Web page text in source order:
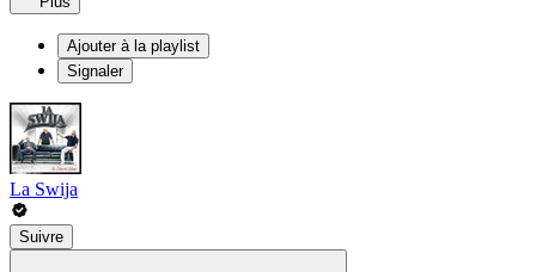
Ajouter à la playlist
Signaler
La Swija
Suivre